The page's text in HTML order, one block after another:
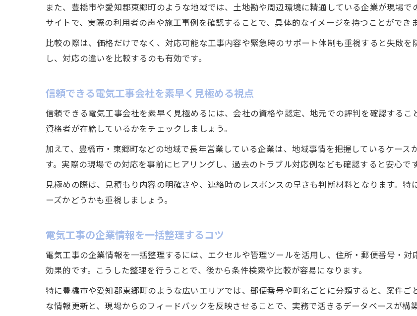
実務に直結する電気工事アプローチの手順解説
電気工事アプローチを実務で活かす手順紹
現場で使える電気工事アプローチの実践例
また、豊橋市や愛知郡東郷町のような地域では、土地勘や周辺環境に精通している企業が現場
サイトで、実際の利用者の声や施工事例を確認することで、具体的なイメージを持つことができま
比較の際は、価格だけでなく、対応可能な工事内容や緊急時のサポート体制も重視すると失敗
し、対応の違いを比較するのも有効です。
信頼できる電気工事会社を素早く見極める視点
信頼できる電気工事会社を素早く見極めるには、会社の資格や認定、地元での評判を確認する
資格者が在籍しているかをチェックしましょう。
加えて、豊橋市・東郷町などの地域で長年営業している企業は、地域事情を把握しているケー
す。実際の現場での対応を事前にヒアリングし、過去のトラブル対応例なども確認すると安心です
見極めの際は、見積もり内容の明確さや、連絡時のレスポンスの早さも判断材料となります。
ーズかどうかも重視しましょう。
電気工事の企業情報を一括整理するコツ
電気工事の企業情報を一括整理するには、エクセルや管理ツールを活用し、住所・郵便番号・
効果的です。こうした整理を行うことで、後から条件検索や比較が容易になります。
特に豊橋市や愛知郡東郷町のような広いエリアでは、郵便番号や町名ごとに分類すると、案件
な情報更新と、現場からのフィードバックを反映させることで、実務で活きるデータベースが構築